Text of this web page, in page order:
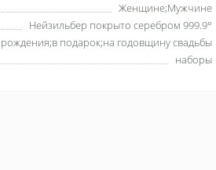
Женщине;Мужчине
Нейзильбер покрыто серебром 999.9°
рождения;в подарок;на годовщину свадьбы
наборы